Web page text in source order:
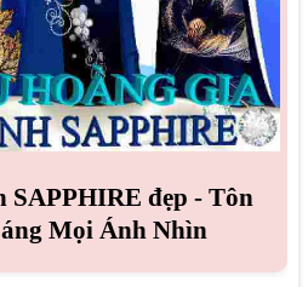
SAPPHIRE đẹp - Tôn
Mọi Ánh Nhìn